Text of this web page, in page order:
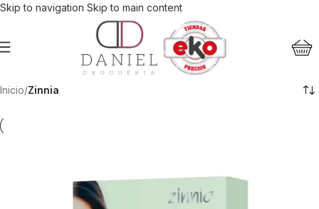
Skip to navigation Skip to main content
Inicio/Zinnia